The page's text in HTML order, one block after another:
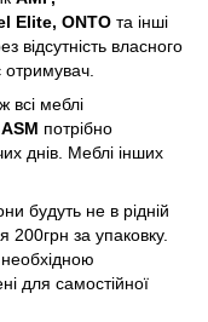
Elite, ONTO та інші
відсутність власного
отримувач.
всі меблі
потрібно
днів. Меблі інших
будуть не в рідній
200грн за упаковку.
для самостійної